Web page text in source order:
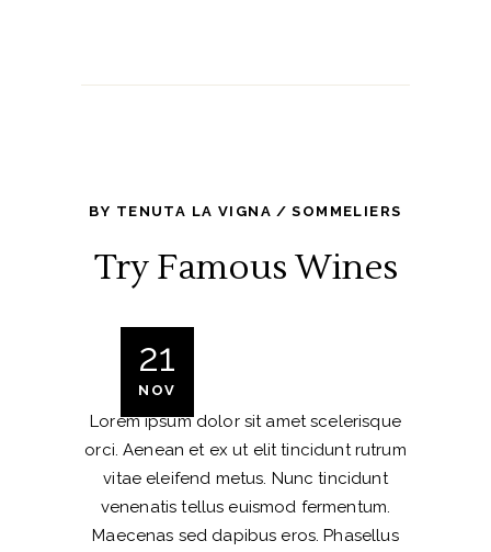
BY TENUTA LA VIGNA SOMMELIERS
Try Famous Wines
21
NOV
Lorem ipsum dolor sit amet scelerisque
orci. Aenean et ex ut elit tincidunt rutrum
vitae eleifend metus. Nunc tincidunt
venenatis tellus euismod fermentum.
Maecenas sed dapibus eros. Phasellus